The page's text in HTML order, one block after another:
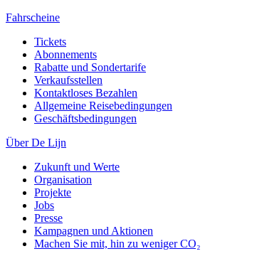
Fahrscheine
Tickets
Abonnements
Rabatte und Sondertarife
Verkaufsstellen
Kontaktloses Bezahlen
Allgemeine Reisebedingungen
Geschäftsbedingungen
Über De Lijn
Zukunft und Werte
Organisation
Projekte
Jobs
Presse
Kampagnen und Aktionen
Machen Sie mit, hin zu weniger CO₂